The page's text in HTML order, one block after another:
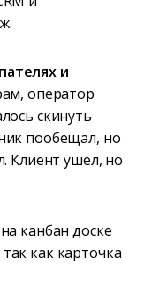
и
оператор
скинуть
пообещал, но
Клиент ушел, но
канбан доске
как карточка